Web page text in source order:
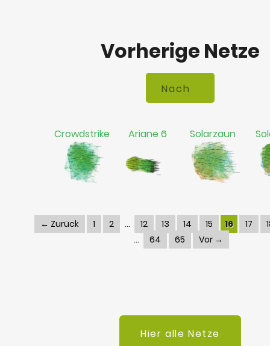
Vorherige Netze
Crowdstrike Ariane 6 Solarzaun
← Zurück 1 2 12 13 14 15 16 17
64
65 Vor →
Hier alle Netze